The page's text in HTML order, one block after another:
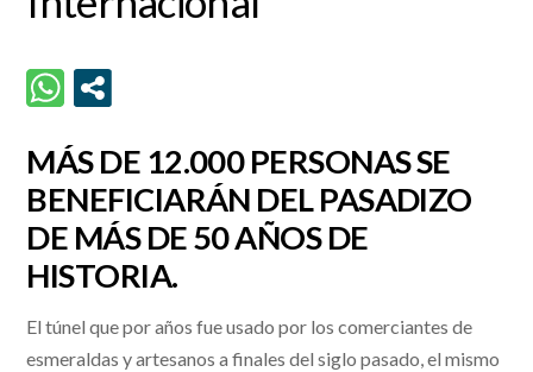
MÁS DE 12.000 PERSONAS SE
BENEFICIARÁN DEL PASADIZO
DE MÁS DE 50 AÑOS DE
HISTORIA.
El túnel que por años fue usado por los comerciantes de
esmeraldas y artesanos a finales del siglo pasado, el mismo